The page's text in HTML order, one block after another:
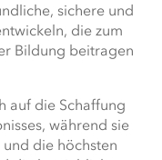
sichere und
die zum
Bildung beitragen
auf die Schaffung
während sie
die höchsten